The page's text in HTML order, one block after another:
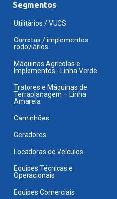
Segmentos
Utilitários / VUCS
Carretas / implementos
rodoviários
Máquinas Agrícolas e
Implementos - Linha Verde
Tratores e Máquinas de
Terraplanagem – Linha
Amarela
Caminhões
Geradores
Locadoras de Veículos
Equipes Técnicas e
Operacionais
Equipes Comerciais